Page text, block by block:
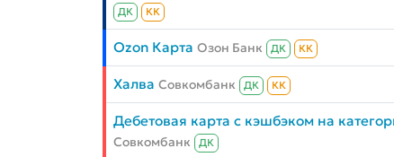
ДК КК
Ozon Карта Озон Банк ДК КК
Халва Совкомбанк ДК КК
Дебетовая карта с кэшбэком на
Совкомбанк ДК